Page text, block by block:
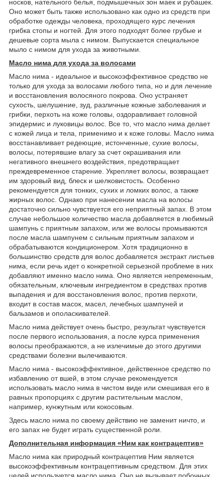
носков, нательного белья, подмышечных зон маек и рубашек.
Оно может быть также использовано как одно из средств при
обработке одежды человека, проходящего курс лечения
грибка стопы и ногтей. Для этого подходят более грубые и
дешевые сорта мыла с нимом. Выпускается специальное
мыло с нимом для ухода за животными.
Масло нима для ухода за волосами
Масло нима - идеальное и высокоэффективное средство не
только для ухода за волосами любого типа, но и для лечение
и восстановления волосяного покрова. Оно устраняет
сухость, шелушение, зуд, различные кожные заболевания и
грибки, перхоть на коже головы, оздоравливает головной
эпидермис и луковицы волос. Все то, что масло нима делает
с кожей лица и тела, применимо и к коже головы. Масло нима
восстанавливает редеющие, истонченные, сухие волосы,
волосы, потерявшие влагу за счет окрашивания или
негативного внешнего воздействия, предотвращает
преждевременное старение. Укрепляет волосы, возвращает
им здоровый вид, блеск и шелковистость. Особенно
рекомендуется для тонких, сухих и ломких волос, а также
жирных волос. Однако при нанесении масла на волосы
достаточно сильно чувствуется его неприятный запах. В этом
случае небольшое количество масла добавляется в любимый
шампунь с приятным запахом, или же волосы промываются
после масла шампунем с сильным приятным запахом и
обрабатываются кондиционером. Хотя традиционно в
большинство средств для волос добавляется экстракт листьев
нима, если речь идет о конкретной серьезной проблеме в них
добавляют именно масло нима. Оно является непременным,
обязательным, ключевым ингредиентом в средствах против
выпадения и для восстановления волос, против перхоти,
входит в состав масок, масел, лечебных шампуней и
бальзамов и ополаскивателей.
Масло нима действует очень быстро, результат чувствуется
после первого использования, а после курса применения
волосы преображаются, а не излечимые до этого другими
средствами болезни вылечиваются.
Масло нима - высокоэффективное, действенное средство по
избавлению от вшей, в этом случае рекомендуется
использовать масло нима в чистом виде или смешивая его в
равных пропорциях с другим растительным маслом,
например, кунжутным или кокосовым.
Здесь масло нима по своему действию не заменит ничто, и
его запах не будет играть существенной роли.
Дополнительная информация «Ним как контрацептив»
Масло нима как природный контрацептив Ним является
высокоэффективным контрацептивным средством. Для этих